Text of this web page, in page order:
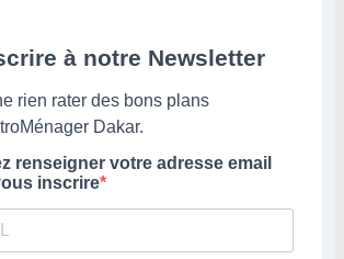
à notre Newsletter
rien rater des bons plans
Dakar.
renseigner votre adresse email
inscrire